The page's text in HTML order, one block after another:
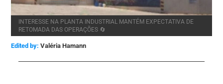
INTERESSE NA PLANTA INDUSTRIAL MANTÉM EXPECTATIVA DE
RETOMADA DAS OPERAÇÕES 🔄
Edited by: Valéria Hamann